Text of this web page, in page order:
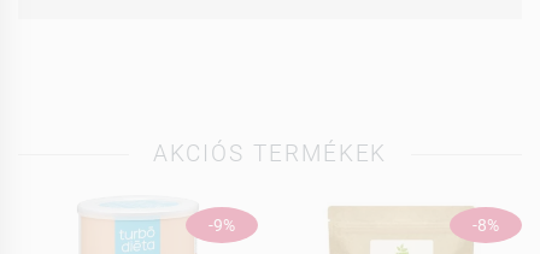
AKCIÓS TERMÉKEK
-9% -8%